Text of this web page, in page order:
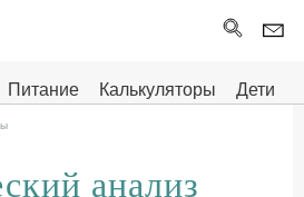
Питание Калькуляторы
Дети
на отлично
анализ